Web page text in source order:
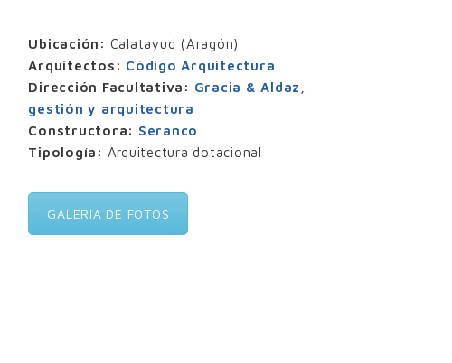
Ubicación: Calatayud (Aragón)
Arquitectos: Código Arquitectura
Dirección Facultativa: Gracia & Aldaz,
gestión y arquitectura
Constructora: Seranco
Tipología: Arquitectura dotacional
GALERIA DE FOTOS